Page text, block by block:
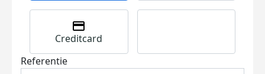
Creditcard
Referentie